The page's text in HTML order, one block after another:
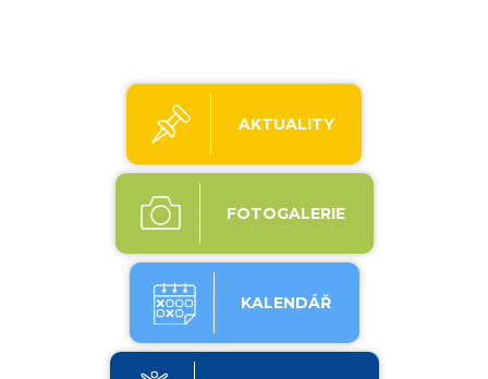
AKTUALITY
FOTOGALERIE
KALENDÁŘ